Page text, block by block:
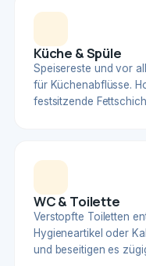
Küche & Spüle
Speisereste und vor
für Küchenabflüsse.
festsitzende
WC & Toilette
Verstopfte Toiletten
Hygieneartikel oder
und beseitigen es